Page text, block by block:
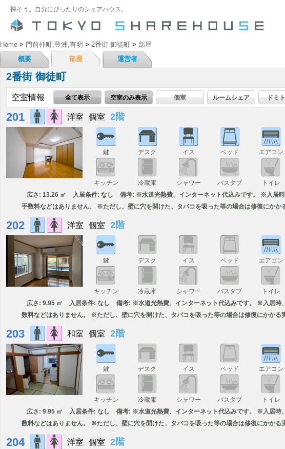
探そう。自分にぴったりのシェアハウス。
Home > 門前仲町,豊洲,有明 > 2番街 御徒町 > 部屋
概要
部屋 運営者
2番街 御徒町
空室情報 全て表示 空室のみ表示 個室 ルームシェア ドミ
201 洋室 個室 2階
鍵 デスク イス ベッド エアコン
キッチン 冷蔵庫 シャワー バスタブ トイレ
広さ: 13.26 ㎡ 入居条件: なし
備考: ※水道光熱費、インターネット代込みです。 ※入居
手数料などはありません。 ※ただし、壁に穴を開けた、タバコを吸った等の場合は修復にかか
202 洋室 個室 2階
鍵 デスク イス ベッド エアコン
キッチン 冷蔵庫 シャワー バスタブ トイレ
広さ: 9.95 ㎡ 入居条件: なし
備考: ※水道光熱費、インターネット代込みです。 ※入居時
数料などはありません。 ※ただし、壁に穴を開けた、タバコを吸った等の場合は修復にかかる
203 和室 個室 2階
鍵 デスク イス ベッド エアコン
キッチン 冷蔵庫 シャワー バスタブ トイレ
広さ: 9.95 ㎡ 入居条件: なし
備考: ※水道光熱費、インターネット代込みです。 ※入居時
数料などはありません。 ※ただし、壁に穴を開けた、タバコを吸った等の場合は修復にかかる
204 洋室 個室 2階